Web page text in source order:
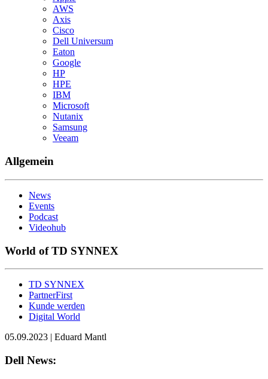
AWS
Axis
Cisco
Dell Universum
Eaton
Google
HP
HPE
IBM
Microsoft
Nutanix
Samsung
Veeam
Allgemein
News
Events
Podcast
Videohub
World of TD SYNNEX
TD SYNNEX
PartnerFirst
Kunde werden
Digital World
05.09.2023 | Eduard Mantl
Dell News: